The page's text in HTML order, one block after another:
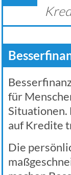
für
auf Kredite
Die